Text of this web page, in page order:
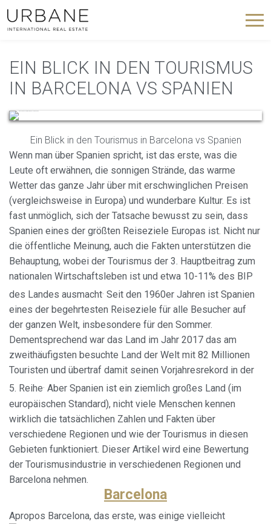
EIN BLICK IN DEN TOURISMUS
IN BARCELONA VS SPANIEN
Ein Blick in den Tourismus in Barcelona vs Spanien
Wenn man über Spanien spricht, ist das erste, was die
Leute oft erwähnen, die sonnigen Strände, das warme
Wetter das ganze Jahr über mit erschwinglichen Preisen
(vergleichsweise in Europa) und wunderbare Kultur. Es ist
fast unmöglich, sich der Tatsache bewusst zu sein, dass
Spanien eines der größten Reiseziele Europas ist. Nicht nur
die öffentliche Meinung, auch die Fakten unterstützen die
Behauptung, wobei der Tourismus der 3. Hauptbeitrag zum
nationalen Wirtschaftsleben ist und etwa 10-11% des BIP
des Landes ausmacht. Seit den 1960er Jahren ist Spanien
eines der begehrtesten Reiseziele für alle Besucher auf
der ganzen Welt, insbesondere für den Sommer.
Dementsprechend war das Land im Jahr 2017 das am
zweithäufigsten besuchte Land der Welt mit 82 Millionen
Touristen und übertraf damit seinen Vorjahresrekord in der
5. Reihe. Aber Spanien ist ein ziemlich großes Land (im
europäischen Standard), nicht viele Menschen kennen
wirklich die tatsächlichen Zahlen und Fakten über
verschiedene Regionen und wie der Tourismus in diesen
Gebieten funktioniert. Dieser Artikel wird eine Bewertung
der Tourismusindustrie in verschiedenen Regionen und
Barcelona nehmen.
Barcelona
Apropos Barcelona, das erste, was einige vielleicht